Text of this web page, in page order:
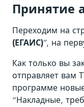
Принятие
Переходим на
(ЕГАИС)”, на
Как только вы
отправляет вам
программе
“Накладные,